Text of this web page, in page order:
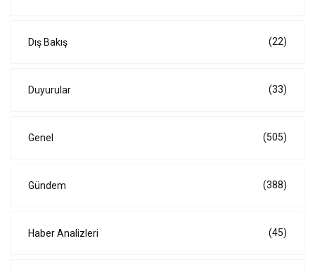
Dış Bakış (22)
Duyurular (33)
Genel (505)
Gündem (388)
Haber Analizleri (45)